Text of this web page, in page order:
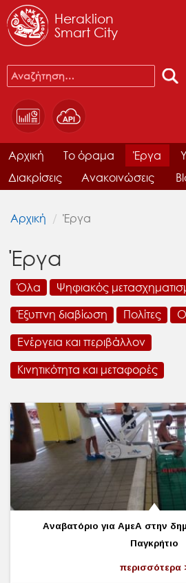
Heraklion
Smart City
Αρχική Το όραμα Έργα
Διακρίσεις
Ανακοινώσεις
Αρχική Έργα
Έργα
Όλα
Ψηφιακός
Έξυπνη διαβίωση
Πολίτες
Ενέργεια και περιβάλλον
Κινητικότητα και μεταφορές
Αναβατόριο για ΑμεΑ στην
Παγκρήτιο
περισσότερα